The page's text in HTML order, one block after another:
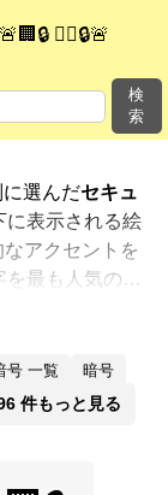
👨‍💻🔒🖥️🛡️ 👮🚨🏢🔒 👮‍♂️🔒🚨
検
索
に選んだセキュ
に表示される絵
アクセントを
最も人気のあ
ョンが欲しい
ましょう。
号 一覧
暗号
件もっと見る